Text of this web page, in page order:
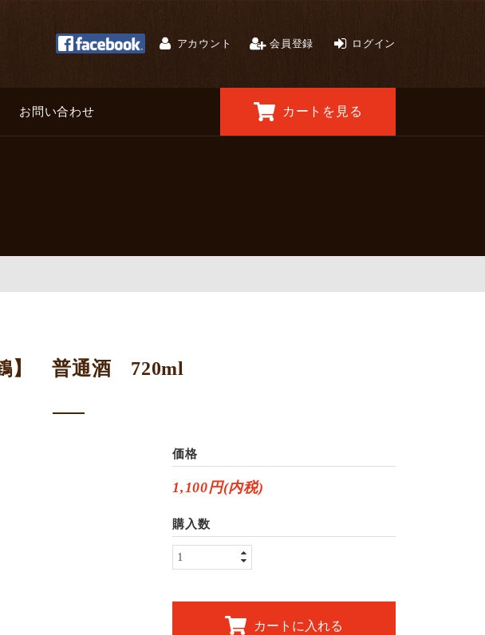
アカウント 会員登録 ログイン
カートを見る
お問い合わせ
鶴】 普通酒 720ml
価格
1,100円(内税)
購入数
カートに入れる